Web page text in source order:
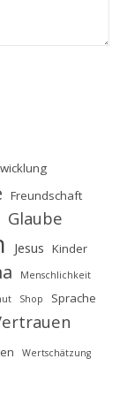
Freundschaft
Glaube
Jesus Kinder
Menschlichkeit
Shop
Sprache
Wertschätzung